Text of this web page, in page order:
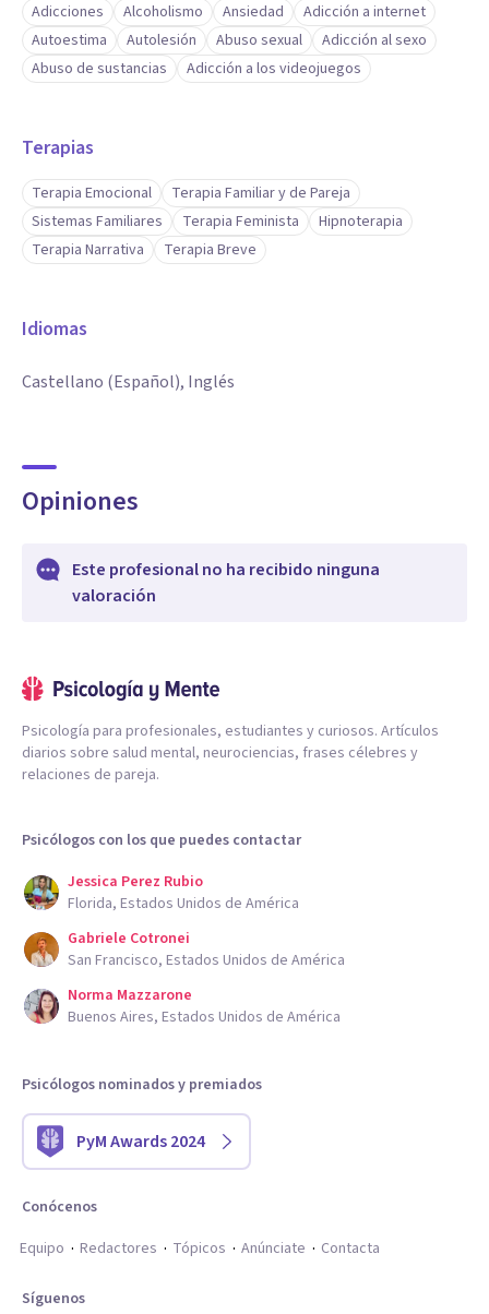
Adicciones Alcoholismo Ansiedad
Adicción a internet
Autoestima
Autolesión Abuso sexual
Adicción al sexo
Abuso de sustancias
Adicción a los videojuegos
Terapias
Terapia Emocional
Terapia Familiar y de Pareja
Sistemas Familiares
Terapia Feminista
Hipnoterapia
Terapia Narrativa
Terapia Breve
Idiomas
Castellano (Español), Inglés
Opiniones
Este profesional no ha recibido ninguna
valoración
Psicología para profesionales, estudiantes y curiosos. Artículos
diarios sobre salud mental, neurociencias, frases célebres y
relaciones de pareja.
Psicólogos con los que puedes contactar
Jessica Perez Rubio
Florida, Estados Unidos de América
Gabriele Cotronei
San Francisco, Estados Unidos de América
Norma Mazzarone
Buenos Aires, Estados Unidos de América
Psicólogos nominados y premiados
PyM Awards 2024
Conócenos
Equipo
Redactores Tópicos Anúnciate Contacta
Síguenos